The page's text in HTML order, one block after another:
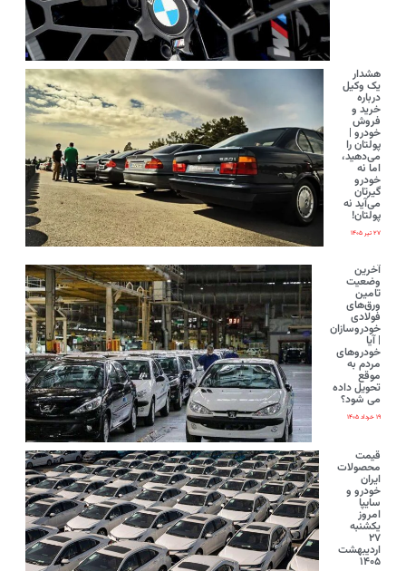
هشدار
یک وکیل
درباره
خرید و
فروش
خودرو |
پولتان را
می‌دهید،
اما نه
خودرو
گیرتان
می‌آید نه
پولتان!
۲۷ تیر ۱۴۰۵
آخرین
وضعیت
تامین
ورق‌های
فولادی
خودروسازان
| آیا
خودروهای
مردم به
موقع
تحویل داده
می شود؟
۱۹ خرداد ۱۴۰۵
قیمت
محصولات
ایران‌
خودرو و
سایپا
امروز
یکشنبه
۲۷
اردیبهشت
۱۴۰۵